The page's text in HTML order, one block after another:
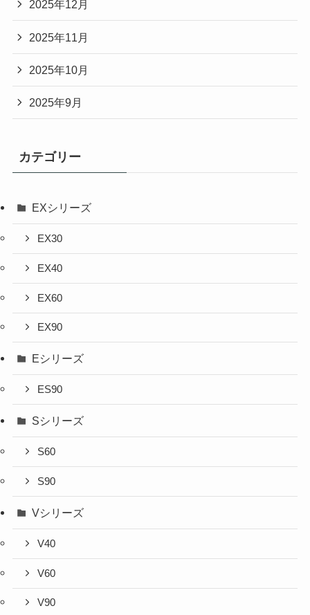
2025年12月
2025年11月
2025年10月
2025年9月
カテゴリー
EXシリーズ
EX30
EX40
EX60
EX90
Eシリーズ
ES90
Sシリーズ
S60
S90
Vシリーズ
V40
V60
V90